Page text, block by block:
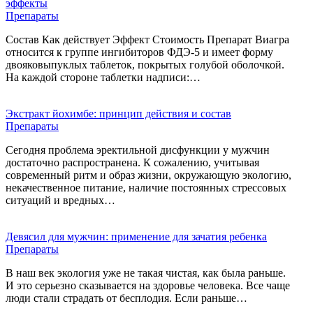
эффекты
Препараты
Состав Как действует Эффект Стоимость Препарат Виагра
относится к группе ингибиторов ФДЭ-5 и имеет форму
двояковыпуклых таблеток, покрытых голубой оболочкой.
На каждой стороне таблетки надписи:…
Экстракт йохимбе: принцип действия и состав
Препараты
Сегодня проблема эректильной дисфункции у мужчин
достаточно распространена. К сожалению, учитывая
современный ритм и образ жизни, окружающую экологию,
некачественное питание, наличие постоянных стрессовых
ситуаций и вредных…
Девясил для мужчин: применение для зачатия ребенка
Препараты
В наш век экология уже не такая чистая, как была раньше.
И это серьезно сказывается на здоровье человека. Все чаще
люди стали страдать от бесплодия. Если раньше…